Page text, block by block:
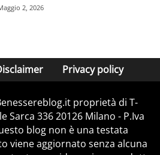
2, 2026
Privacy policy
proprietà di T-
Sarca 336 20126 Milano - P.Iva
blog non è una testata
viene aggiornato senza alcuna